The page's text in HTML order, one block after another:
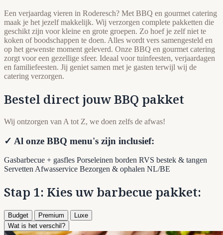
Een verjaardag vieren in Roderesch? Met BBQ en gourmet catering
maak je het jezelf makkelijk. Wij verzorgen complete pakketten die
geschikt zijn voor kleine en grote groepen. Zo hoef je zelf niet te
koken of boodschappen te doen. Alles wordt vers samengesteld en
op het gewenste moment geleverd. Onze BBQ en gourmet catering
zorgt voor een gezellige sfeer. Ideaal voor tuinfeesten, verjaardagen
en familiefeesten. Jij geniet samen met je gasten terwijl wij de
catering verzorgen.
Bestel direct jouw BBQ pakket
Wij ontzorgen van A tot Z, we doen zelfs de afwas!
✓ Al onze BBQ menu's zijn inclusief:
Gasbarbecue + gasfles Porseleinen borden RVS bestek & tangen
Servetten Afwasservice Bezorgen & ophalen NL/BE
Stap 1: Kies uw barbecue pakket:
Budget Premium
Luxe
Wat is het verschil?